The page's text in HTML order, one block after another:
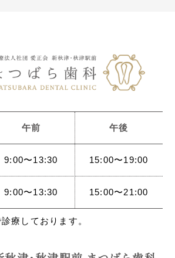
午前 午後
9:00〜13:30 15:00〜19:00
9:00〜13:30 15:00〜21:00
療しております。